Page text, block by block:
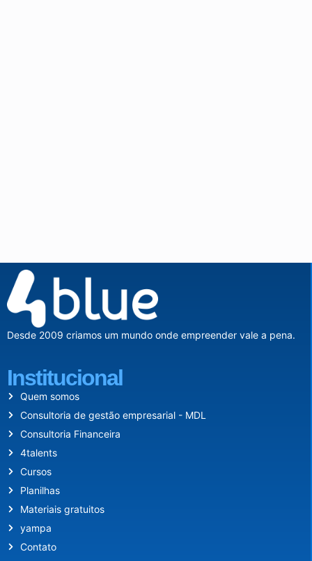
Desde 2009 criamos um mundo onde empreender vale a pena.
Institucional
Quem somos
Consultoria de gestão empresarial - MDL
Consultoria Financeira
4talents
Cursos
Planilhas
Materiais gratuitos
yampa
Contato